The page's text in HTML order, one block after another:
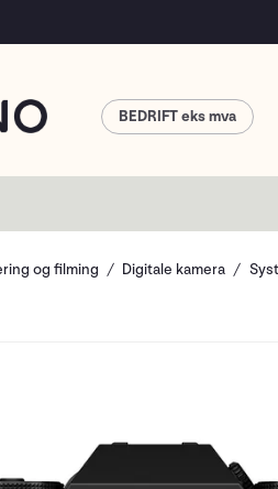
BEDRIFT
og filming Digitale kamera